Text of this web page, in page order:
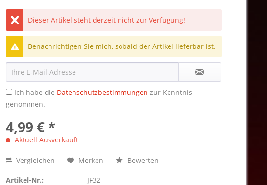
Dieser Artikel steht derzeit nicht zur Verfügung!
Benachrichtigen Sie mich, sobald der Artikel lieferbar ist.
Ich habe die Datenschutzbestimmungen zur Kenntnis
genommen.
4,99 € *
Aktuell Ausverkauft
Vergleichen Merken Bewerten
Artikel-Nr.: JF32